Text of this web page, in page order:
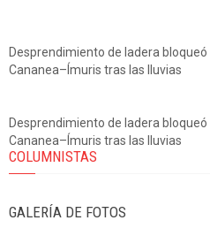
Desprendimiento de ladera
Cananea–Ímuris tras las lluvias
Desprendimiento de ladera
Cananea–Ímuris tras las lluvias
COLUMNISTAS
GALERÍA DE FOTOS